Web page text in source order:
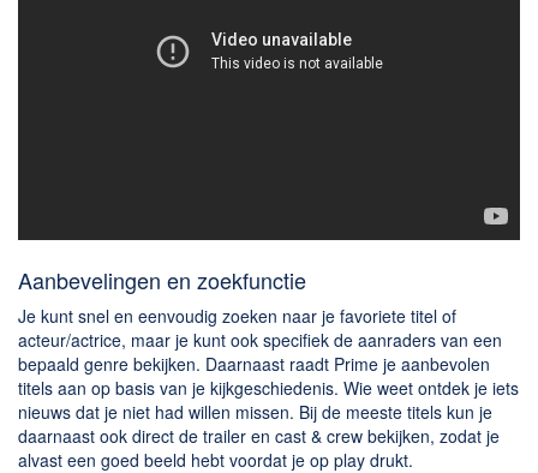
Aanbevelingen en zoekfunctie
Je kunt snel en eenvoudig zoeken naar je favoriete titel of
acteur/actrice, maar je kunt ook specifiek de aanraders van een
bepaald genre bekijken. Daarnaast raadt Prime je aanbevolen
titels aan op basis van je kijkgeschiedenis. Wie weet ontdek je iets
nieuws dat je niet had willen missen. Bij de meeste titels kun je
daarnaast ook direct de trailer en cast & crew bekijken, zodat je
alvast een goed beeld hebt voordat je op play drukt.